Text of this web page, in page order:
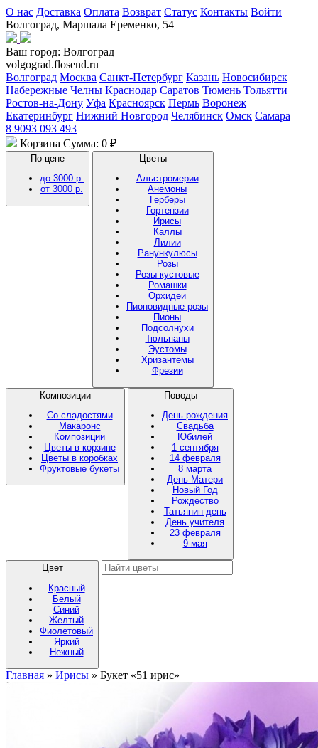
О нас Доставка Оплата Возврат Статус Контакты Войти
Волгоград, Маршала Еременко, 54
Ваш город: Волгоград
volgograd.flosend.ru
Волгоград Москва Санкт-Петербург Казань Новосибирск
Набережные Челны Краснодар Саратов Тюмень Тольятти
Ростов-на-Дону Уфа Красноярск Пермь Воронеж
Екатеринбург Нижний Новгород Челябинск Омск Самара
8 9093 093 493
Корзина Сумма: 0 ₽
По цене
до 3000 р.
от 3000 р.
Цветы
Альстромерии
Анемоны
Герберы
Гортензии
Ирисы
Каллы
Лилии
Ранункулюсы
Розы
Розы кустовые
Ромашки
Орхидеи
Пионовидные розы
Пионы
Подсолнухи
Тюльпаны
Эустомы
Хризантемы
Фрезии
Композиции
Со сладостями
Макаронс
Композиции
Цветы в корзине
Цветы в коробках
Фруктовые букеты
Поводы
День рождения
Свадьба
Юбилей
1 сентября
14 февраля
8 марта
День Матери
Новый Год
Рождество
Татьянин день
День учителя
23 февраля
9 мая
Цвет
Красный
Белый
Синий
Желтый
Фиолетовый
Яркий
Нежный
Главная » Ирисы » Букет «51 ирис»